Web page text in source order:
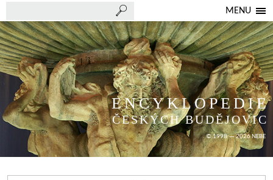
MENU
ENCYKLOPEDIE
ČESKÝCH BUDĚJOVIC
© 1998 — 2026 NEBE